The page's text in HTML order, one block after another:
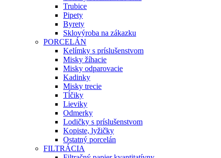
Trubice
Pipety
Byrety
Sklovýroba na zákazku
PORCELÁN
Kelímky s príslušenstvom
Misky žíhacie
Misky odparovacie
Kadinky
Misky trecie
Tĺčiky
Lieviky
Odmerky
Lodičky s príslušenstvom
Kopiste, lyžičky
Ostatný porcelán
FILTRÁCIA